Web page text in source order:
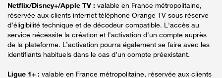
Netflix/Disney+/Apple TV : valable en France métropolitaine,
réservée aux clients internet téléphone Orange TV sous réserve
d’éligibilité technique et de décodeur compatible. L'accès au
service nécessite la création et l'activation d'un compte auprès
de la plateforme. L’activation pourra également se faire avec les
identifiants habituels dans le cas d’un compte préexistant.
Ligue 1+ : valable en France métropolitaine, réservée aux clients